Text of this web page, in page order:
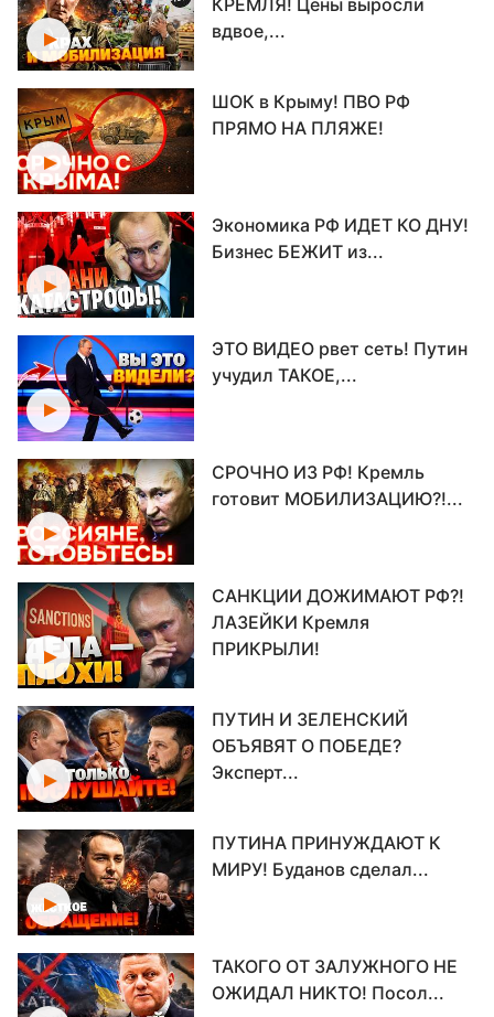
КРЕМЛЯ! Цены выросли
вдвое,...
ШОК в Крыму! ПВО РФ
ПРЯМО НА ПЛЯЖЕ!
Экономика РФ ИДЕТ КО ДНУ!
Бизнес БЕЖИТ из...
ЭТО ВИДЕО рвет сеть! Путин
учудил ТАКОЕ,...
СРОЧНО ИЗ РФ! Кремль
готовит МОБИЛИЗАЦИЮ?!...
САНКЦИИ ДОЖИМАЮТ РФ?!
ЛАЗЕЙКИ Кремля
ПРИКРЫЛИ!
ПУТИН И ЗЕЛЕНСКИЙ
ОБЪЯВЯТ О ПОБЕДЕ?
Эксперт...
ПУТИНА ПРИНУЖДАЮТ К
МИРУ! Буданов сделал...
ТАКОГО ОТ ЗАЛУЖНОГО НЕ
ОЖИДАЛ НИКТО! Посол...